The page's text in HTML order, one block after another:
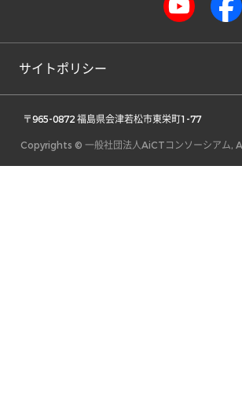
サイトポリシー
〒965-0872 福島県会津若松市東栄町1-77
Copyrights © 一般社団法人AiCTコンソーシアム,